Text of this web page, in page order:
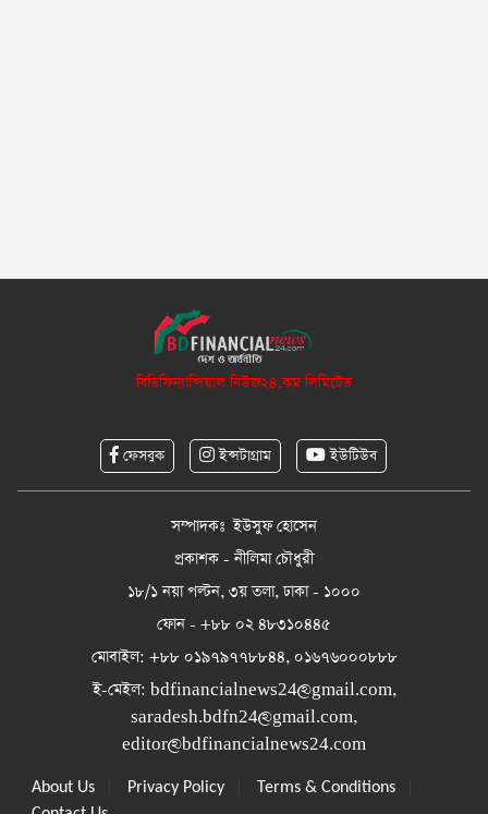
বিডিফিন্যান্সিয়াল নিউজ২৪.কম লিমিটেড
ফেসবুক ইন্সটাগ্রাম ইউটিউব
সম্পাদকঃ ইউসুফ হোসেন
প্রকাশক - নীলিমা চৌধুরী
১৮/১ নয়া পল্টন, ৩য় তলা, ঢাকা - ১০০০
ফোন - +৮৮ ০২ ৪৮৩১০৪৪৫
মোবাইল: +৮৮ ০১৯৭৯৭৭৮৮৪৪, ০১৬৭৬০০০৮৮৮
ই-মেইল: bdfinancialnews24@gmail.com,
saradesh.bdfn24@gmail.com,
editor@bdfinancialnews24.com
About Us Privacy Policy Terms & Conditions